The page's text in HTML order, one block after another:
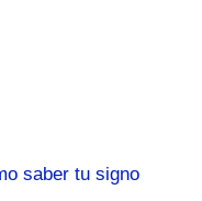
saber tu signo